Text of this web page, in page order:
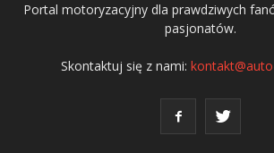
Portal motoryzacyjny dla prawdziwych
pasjonatów.
Skontaktuj się z nami: